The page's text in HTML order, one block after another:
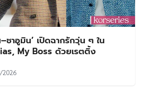
ชาอูมิน’ เปิดฉากรักวุ่น ๆ ใน
My Boss ด้วยเรตติ้ง
2026